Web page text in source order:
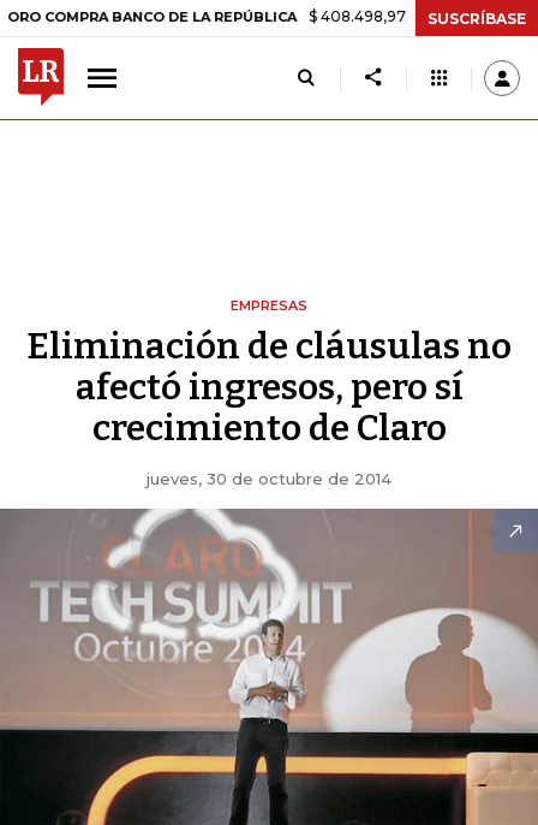
BANCO DE LA REPÚBLICA $ 408.498,97 +$ 8.753,81 +2,19%
SUSCRÍBASE
EMPRESAS
Eliminación de cláusulas no
afectó ingresos, pero sí
crecimiento de Claro
jueves, 30 de octubre de 2014